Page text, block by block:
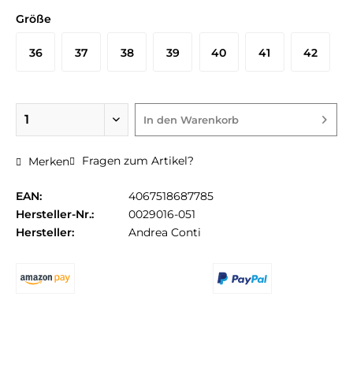
Größe
36 37 38 39 40 41 42
In den Warenkorb
Merken Fragen zum Artikel?
EAN:
4067518687785
Hersteller-Nr.:
0029016-051
Hersteller:
Andrea Conti